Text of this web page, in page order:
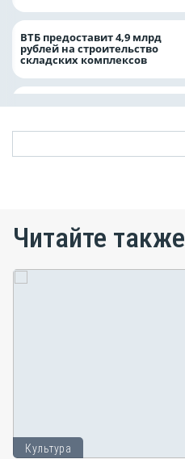
ВТБ предоставит 4,9 млрд
рублей на строительство
складских комплексов
Читайте также
Культура